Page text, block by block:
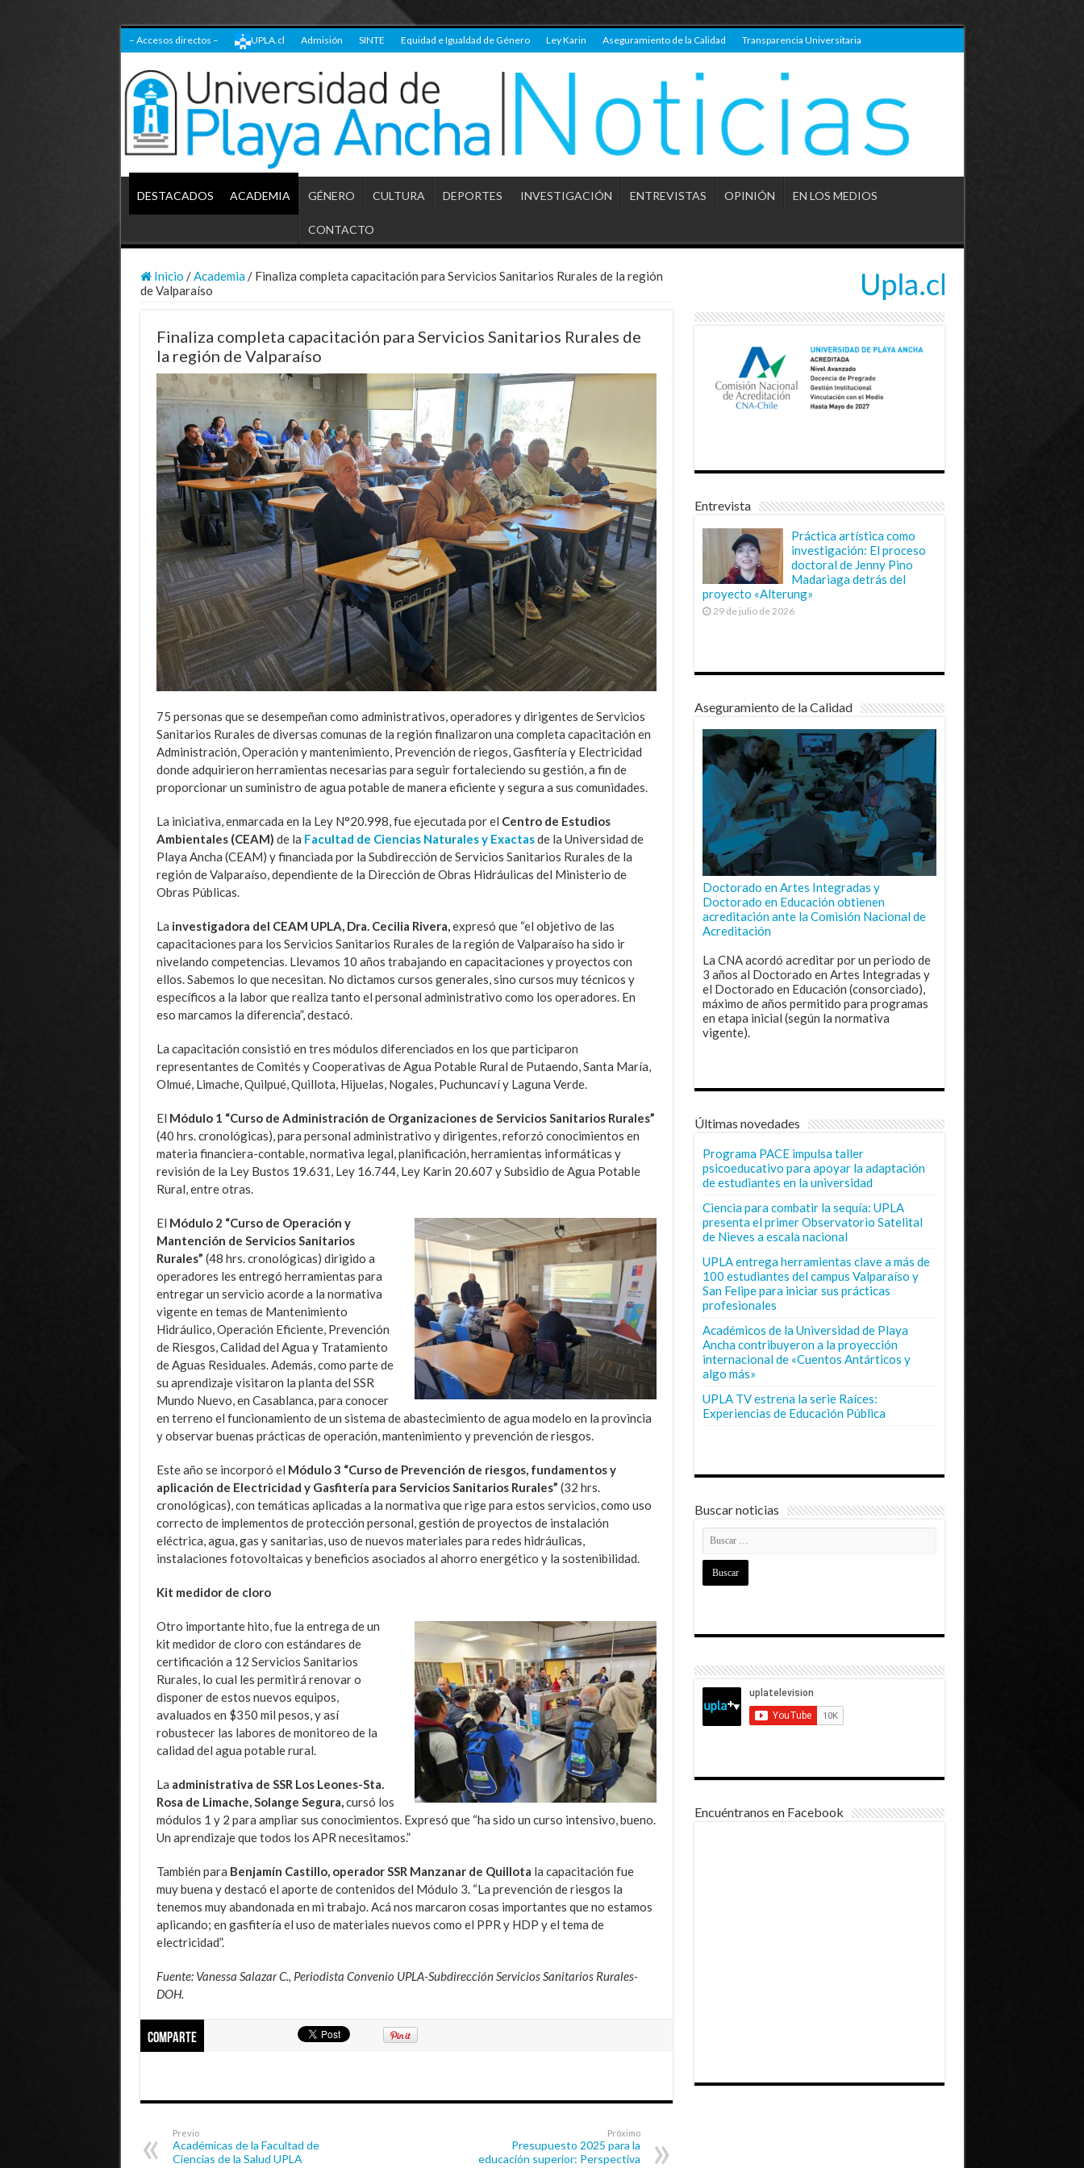
– Accesos directos – UPLA.cl Admisión SINTE Equidad e Igualdad de Género Ley Karin Aseguramiento de la Calidad Transparencia Universitaria
DESTACADOS ACADEMIA GÉNERO CULTURA DEPORTES INVESTIGACIÓN ENTREVISTAS OPINIÓN EN LOS MEDIOS
CONTACTO
Inicio / Academia / Finaliza completa capacitación para Servicios Sanitarios Rurales de la región
de Valparaíso
Finaliza completa capacitación para Servicios Sanitarios Rurales de
la región de Valparaíso
75 personas que se desempeñan como administrativos, operadores y dirigentes de Servicios
Sanitarios Rurales de diversas comunas de la región finalizaron una completa capacitación en
Administración, Operación y mantenimiento, Prevención de riegos, Gasfitería y Electricidad
donde adquirieron herramientas necesarias para seguir fortaleciendo su gestión, a fin de
proporcionar un suministro de agua potable de manera eficiente y segura a sus comunidades.
La iniciativa, enmarcada en la Ley N°20.998, fue ejecutada por el Centro de Estudios
Ambientales (CEAM) de la Facultad de Ciencias Naturales y Exactasde la Universidad de
Playa Ancha (CEAM) y financiada por la Subdirección de Servicios Sanitarios Rurales de la
región de Valparaíso, dependiente de la Dirección de Obras Hidráulicas del Ministerio de
Obras Públicas.
La investigadora del CEAM UPLA, Dra. Cecilia Rivera,expresó que “el objetivo de las
capacitaciones para los Servicios Sanitarios Rurales de la región de Valparaíso ha sido ir
nivelando competencias. Llevamos 10 años trabajando en capacitaciones y proyectos con
ellos. Sabemos lo que necesitan. No dictamos cursos generales, sino cursos muy técnicos y
específicos a la labor que realiza tanto el personal administrativo como los operadores. En
eso marcamos la diferencia”, destacó.
La capacitación consistió en tres módulos diferenciados en los que participaron
representantes de Comités y Cooperativas de Agua Potable Rural de Putaendo, Santa María,
Olmué, Limache, Quilpué, Quillota, Hijuelas, Nogales, Puchuncaví y Laguna Verde.
El Módulo 1 “Curso de Administración de Organizaciones de Servicios Sanitarios Rurales”
(40 hrs. cronológicas), para personal administrativo y dirigentes, reforzó conocimientos en
materia financiera-contable, normativa legal, planificación, herramientas informáticas y
revisión de la Ley Bustos 19.631, Ley 16.744, Ley Karin 20.607 y Subsidio de Agua Potable
Rural, entre otras.
El Módulo 2 “Curso de Operación y
Mantención de Servicios Sanitarios
Rurales” (48 hrs. cronológicas) dirigido a
operadores les entregó herramientas para
entregar un servicio acorde a la normativa
vigente en temas de Mantenimiento
Hidráulico, Operación Eficiente, Prevención
de Riesgos, Calidad del Agua y Tratamiento
de Aguas Residuales. Además, como parte de
su aprendizaje visitaron la planta del SSR
Mundo Nuevo, en Casablanca, para conocer
en terreno el funcionamiento de un sistema de abastecimiento de agua modelo en la provincia
y observar buenas prácticas de operación, mantenimiento y prevención de riesgos.
Este año se incorporó el Módulo 3 “Curso de Prevención de riesgos, fundamentos y
aplicación de Electricidad y Gasfitería para Servicios Sanitarios Rurales” (32 hrs.
cronológicas), con temáticas aplicadas a la normativa que rige para estos servicios, como uso
correcto de implementos de protección personal, gestión de proyectos de instalación
eléctrica, agua, gas y sanitarias, uso de nuevos materiales para redes hidráulicas,
instalaciones fotovoltaicas y beneficios asociados al ahorro energético y la sostenibilidad.
Kit medidor de cloro
Otro importante hito, fue la entrega de un
kit medidor de cloro con estándares de
certificación a 12 Servicios Sanitarios
Rurales, lo cual les permitirá renovar o
disponer de estos nuevos equipos,
avaluados en $350 mil pesos, y así
robustecer las labores de monitoreo de la
calidad del agua potable rural.
La administrativa de SSR Los Leones-Sta.
Rosa de Limache, Solange Segura,cursó los
módulos 1 y 2 para ampliar sus conocimientos. Expresó que “ha sido un curso intensivo, bueno.
Un aprendizaje que todos los APR necesitamos.”
También para Benjamín Castillo, operador SSR Manzanar de Quillota la capacitación fue
muy buena y destacó el aporte de contenidos del Módulo 3. “La prevención de riesgos la
tenemos muy abandonada en mi trabajo. Acá nos marcaron cosas importantes que no estamos
aplicando; en gasfitería el uso de materiales nuevos como el PPR y HDP y el tema de
electricidad”.
Fuente: Vanessa Salazar C., Periodista Convenio UPLA-Subdirección Servicios Sanitarios Rurales-
DOH.
Comparte
Previo
Académicas de la Facultad de
Ciencias de la Salud UPLA
Próximo
Presupuesto 2025 para la
educación superior: Perspectiva
Entrevista
Práctica artística como
investigación: El proceso
doctoral de Jenny Pino
Madariaga detrás del
proyecto «Alterung»
29 de julio de 2026
Aseguramiento de la Calidad
Doctorado en Artes Integradas y
Doctorado en Educación obtienen
acreditación ante la Comisión Nacional de
Acreditación
La CNA acordó acreditar por un periodo de
3 años al Doctorado en Artes Integradas y
el Doctorado en Educación (consorciado),
máximo de años permitido para programas
en etapa inicial (según la normativa
vigente).
Últimas novedades
Programa PACE impulsa taller
psicoeducativo para apoyar la adaptación
de estudiantes en la universidad
Ciencia para combatir la sequía: UPLA
presenta el primer Observatorio Satelital
de Nieves a escala nacional
UPLA entrega herramientas clave a más de
100 estudiantes del campus Valparaíso y
San Felipe para iniciar sus prácticas
profesionales
Académicos de la Universidad de Playa
Ancha contribuyeron a la proyección
internacional de «Cuentos Antárticos y
algo más»
UPLA TV estrena la serie Raíces:
Experiencias de Educación Pública
Buscar noticias
Encuéntranos en Facebook